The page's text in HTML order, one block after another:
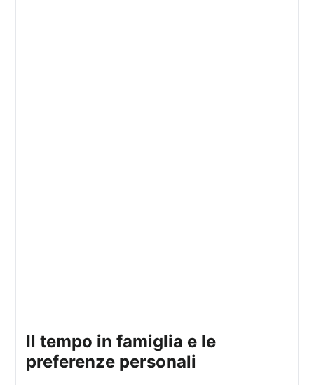
Il tempo in famiglia e le
preferenze personali